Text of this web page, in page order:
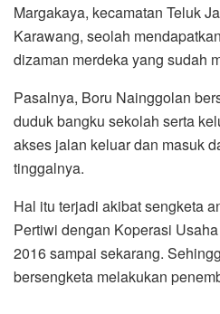
Margakaya, kecamatan Teluk
Karawang, seolah
dizaman merdeka yang sudah
Pasalnya, Boru Nainggolan
duduk bangku sekolah serta
akses jalan keluar dan masuk
tinggalnya.
Hal itu terjadi akibat sengketa
Pertiwi dengan Koperasi
2016 sampai sekarang.
bersengketa melakukan